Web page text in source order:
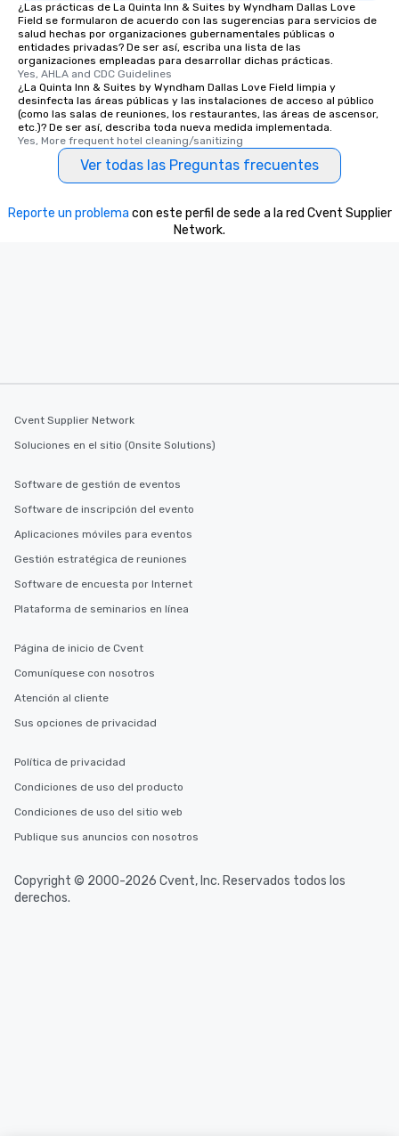
¿Las prácticas de La Quinta Inn & Suites by Wyndham Dallas Love
Field se formularon de acuerdo con las sugerencias para servicios de
salud hechas por organizaciones gubernamentales públicas o
entidades privadas? De ser así, escriba una lista de las
organizaciones empleadas para desarrollar dichas prácticas.
Yes, AHLA and CDC Guidelines
¿La Quinta Inn & Suites by Wyndham Dallas Love Field limpia y
desinfecta las áreas públicas y las instalaciones de acceso al público
(como las salas de reuniones, los restaurantes, las áreas de ascensor,
etc.)? De ser así, describa toda nueva medida implementada.
Yes, More frequent hotel cleaning/sanitizing
Ver todas las Preguntas frecuentes
Reporte un problema con este perfil de sede a la red Cvent Supplier
Network.
Cvent Supplier Network
Soluciones en el sitio (Onsite Solutions)
Software de gestión de eventos
Software de inscripción del evento
Aplicaciones móviles para eventos
Gestión estratégica de reuniones
Software de encuesta por Internet
Plataforma de seminarios en línea
Página de inicio de Cvent
Comuníquese con nosotros
Atención al cliente
Sus opciones de privacidad
Política de privacidad
Condiciones de uso del producto
Condiciones de uso del sitio web
Publique sus anuncios con nosotros
Copyright © 2000-2026 Cvent, Inc. Reservados todos los
derechos.